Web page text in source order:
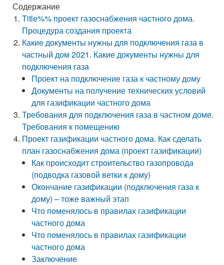
Содержание
Title%% проект газоснабжения частного дома.
Процедура создания проекта
Какие документы нужны для подключения газа в
частный дом 2021. Какие документы нужны для
подключения газа
Проект на подключение газа к частному дому
Документы на получение технических условий
для газификации частного дома
Требования для подключения газа в частном доме.
Требования к помещению
Проект газификации частного дома. Как сделать
план газоснабжения дома (проект газификации)
Как происходит строительство газопровода
(подводка газовой ветки к дому)
Окончание газификации (подключения газа к
дому) – тоже важный этап
Что поменялось в правилах газификации
частного дома
Что поменялось в правилах газификации
частного дома
Заключение